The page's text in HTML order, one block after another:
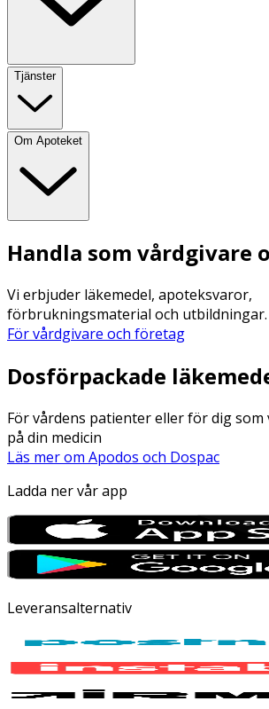
Tjänster
Om Apoteket
Handla som vårdgivare
Vi erbjuder läkemedel, apoteksvaror,
förbrukningsmaterial och utbildningar.
För vårdgivare och företag
Dosförpackade
För vårdens patienter eller för dig
på din medicin
Läs mer om Apodos och Dospac
Ladda ner vår app
Leveransalternativ